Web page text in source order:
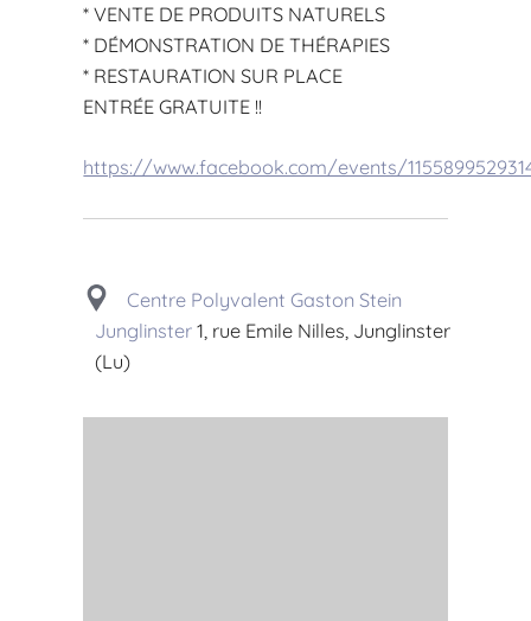
* VENTE DE PRODUITS NATURELS
* DÉMONSTRATION DE THÉRAPIES
* RESTAURATION SUR PLACE
ENTRÉE GRATUITE !!
https://www.facebook.com/events/
Centre Polyvalent Gaston Stein
Junglinster 1, rue Emile Nilles, Junglinster
(Lu)